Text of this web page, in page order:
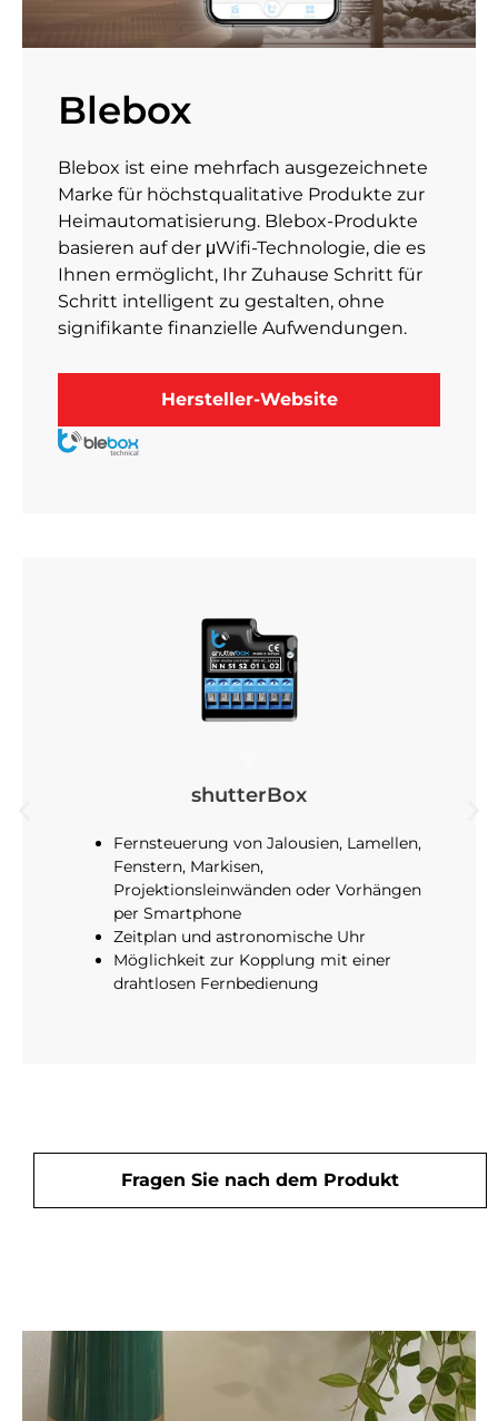
Blebox
Blebox ist eine mehrfach ausgezeichnete
Marke für höchstqualitative Produkte zur
Heimautomatisierung. Blebox-Produkte
basieren auf der μWifi-Technologie, die es
Ihnen ermöglicht, Ihr Zuhause Schritt für
Schritt intelligent zu gestalten, ohne
signifikante finanzielle Aufwendungen.
Hersteller-Website
shutterBox
Fernsteuerung von Jalousien, Lamellen,
Fenstern, Markisen,
Projektionsleinwänden oder Vorhängen
per Smartphone
Zeitplan und astronomische Uhr
Möglichkeit zur Kopplung mit einer
drahtlosen Fernbedienung
Fragen Sie nach dem Produkt